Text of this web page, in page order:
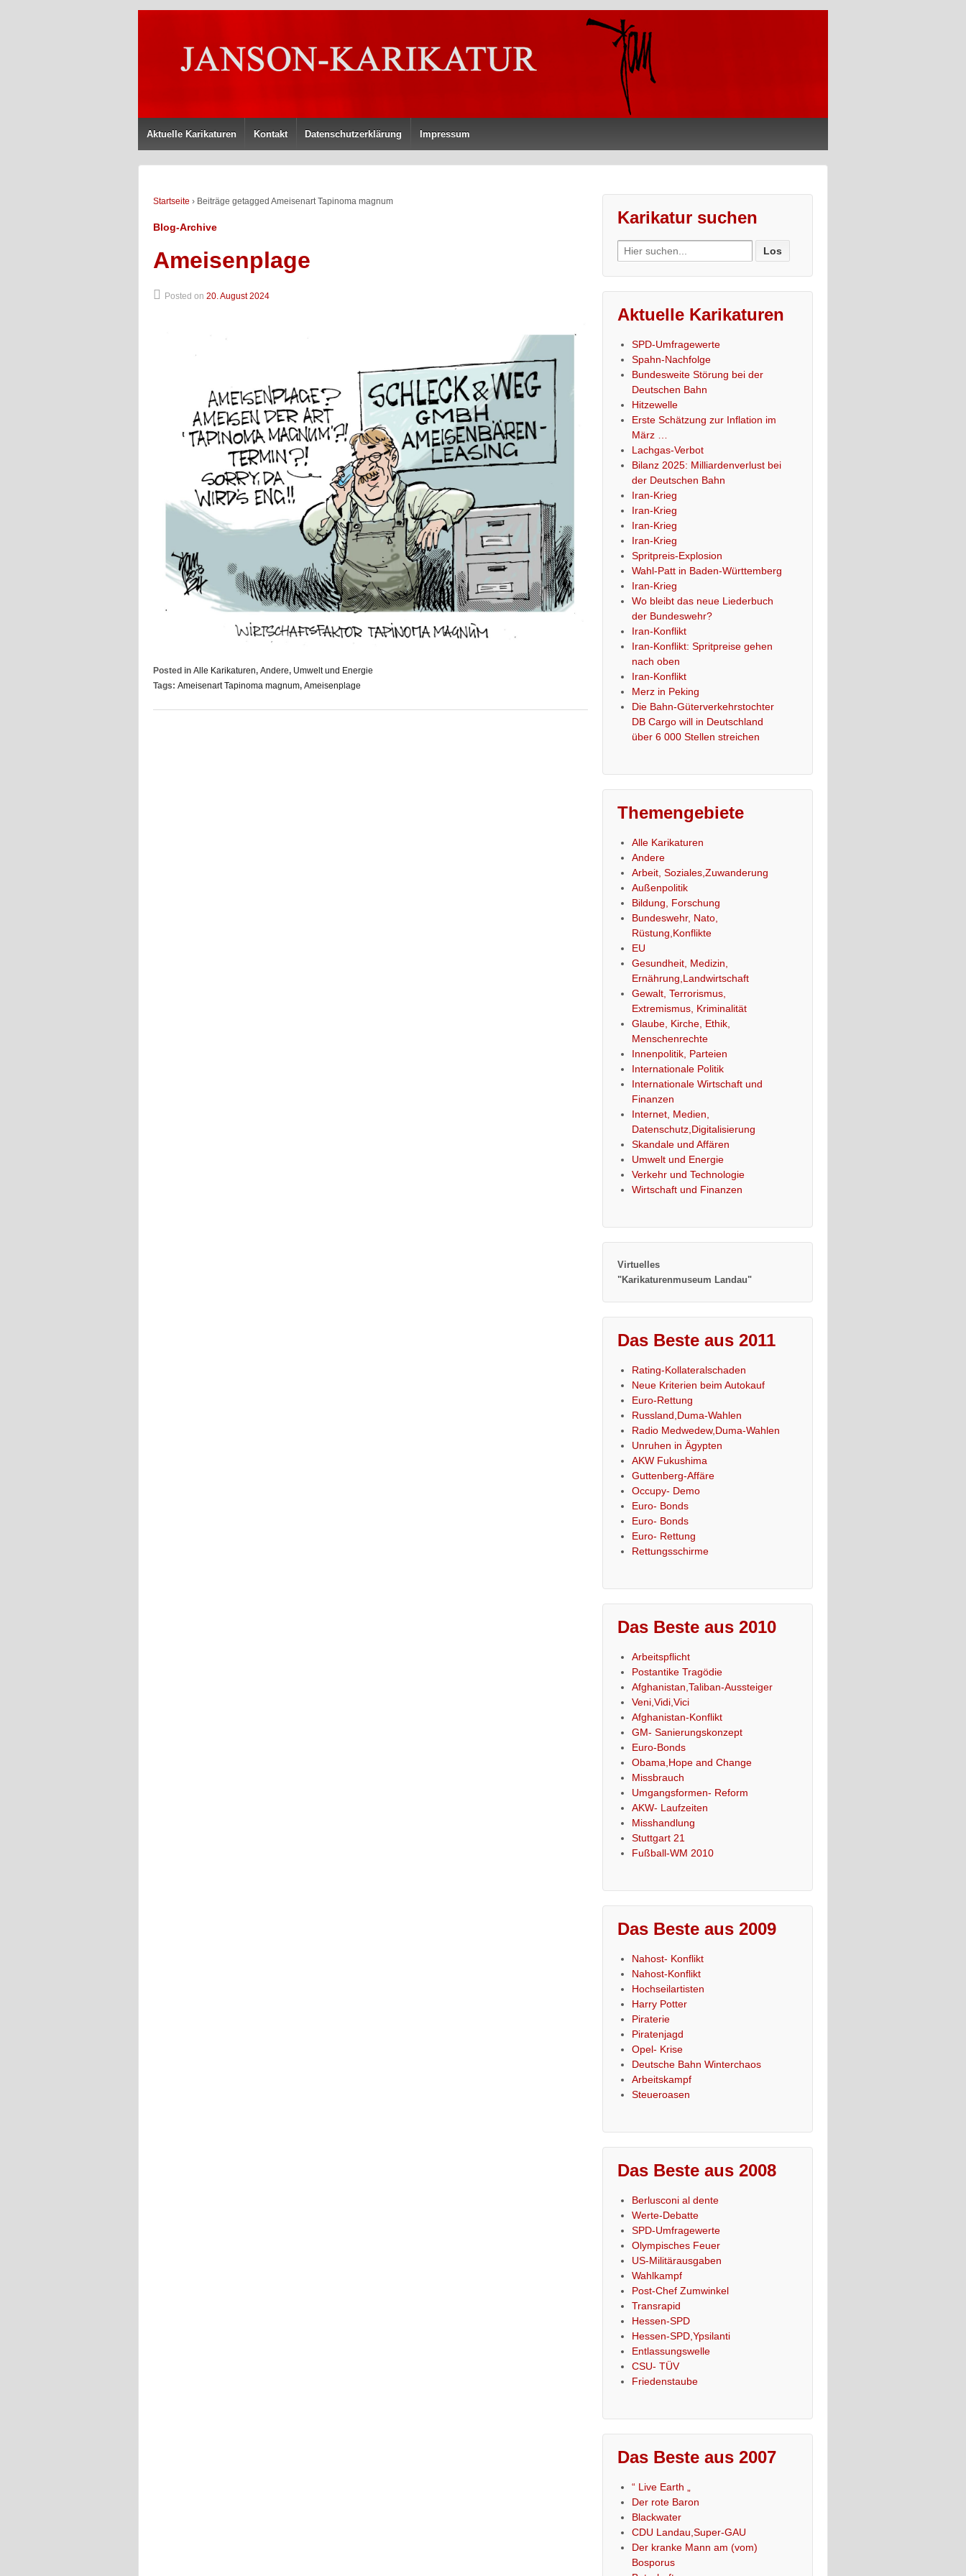
Aktuelle Karikaturen Kontakt Datenschutzerklärung Impressum
Startseite › Beiträge getagged Ameisenart Tapinoma magnum
Blog-Archive
Ameisenplage
Posted on 20. August 2024
Posted in Alle Karikaturen, Andere, Umwelt und Energie
Tags: Ameisenart Tapinoma magnum, Ameisenplage
Karikatur suchen
Search
for:
Aktuelle Karikaturen
SPD-Umfragewerte
Spahn-Nachfolge
Bundesweite Störung bei der
Deutschen Bahn
Hitzewelle
Erste Schätzung zur Inflation im
März …
Lachgas-Verbot
Bilanz 2025: Milliardenverlust bei
der Deutschen Bahn
Iran-Krieg
Iran-Krieg
Iran-Krieg
Iran-Krieg
Spritpreis-Explosion
Wahl-Patt in Baden-Württemberg
Iran-Krieg
Wo bleibt das neue Liederbuch
der Bundeswehr?
Iran-Konflikt
Iran-Konflikt: Spritpreise gehen
nach oben
Iran-Konflikt
Merz in Peking
Die Bahn-Güterverkehrstochter
DB Cargo will in Deutschland
über 6 000 Stellen streichen
Themengebiete
Alle Karikaturen
Andere
Arbeit, Soziales,Zuwanderung
Außenpolitik
Bildung, Forschung
Bundeswehr, Nato,
Rüstung,Konflikte
EU
Gesundheit, Medizin,
Ernährung,Landwirtschaft
Gewalt, Terrorismus,
Extremismus, Kriminalität
Glaube, Kirche, Ethik,
Menschenrechte
Innenpolitik, Parteien
Internationale Politik
Internationale Wirtschaft und
Finanzen
Internet, Medien,
Datenschutz,Digitalisierung
Skandale und Affären
Umwelt und Energie
Verkehr und Technologie
Wirtschaft und Finanzen
Virtuelles
"Karikaturenmuseum Landau"
Das Beste aus 2011
Rating-Kollateralschaden
Neue Kriterien beim Autokauf
Euro-Rettung
Russland,Duma-Wahlen
Radio Medwedew,Duma-Wahlen
Unruhen in Ägypten
AKW Fukushima
Guttenberg-Affäre
Occupy- Demo
Euro- Bonds
Euro- Bonds
Euro- Rettung
Rettungsschirme
Das Beste aus 2010
Arbeitspflicht
Postantike Tragödie
Afghanistan,Taliban-Aussteiger
Veni,Vidi,Vici
Afghanistan-Konflikt
GM- Sanierungskonzept
Euro-Bonds
Obama,Hope and Change
Missbrauch
Umgangsformen- Reform
AKW- Laufzeiten
Misshandlung
Stuttgart 21
Fußball-WM 2010
Das Beste aus 2009
Nahost- Konflikt
Nahost-Konflikt
Hochseilartisten
Harry Potter
Piraterie
Piratenjagd
Opel- Krise
Deutsche Bahn Winterchaos
Arbeitskampf
Steueroasen
Das Beste aus 2008
Berlusconi al dente
Werte-Debatte
SPD-Umfragewerte
Olympisches Feuer
US-Militärausgaben
Wahlkampf
Post-Chef Zumwinkel
Transrapid
Hessen-SPD
Hessen-SPD,Ypsilanti
Entlassungswelle
CSU- TÜV
Friedenstaube
Das Beste aus 2007
“ Live Earth „
Der rote Baron
Blackwater
CDU Landau,Super-GAU
Der kranke Mann am (vom)
Bosporus